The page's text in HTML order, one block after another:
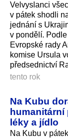
Velvyslanci
v pátek shodli
jednání s
v pondělí.
Evropské rady
komise Ursula
předsednictví
tento rok
Na Kubu
humanitární
léky a jídlo
Na Kubu v